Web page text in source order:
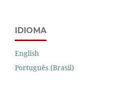
IDIOMA
English
Português (Brasil)